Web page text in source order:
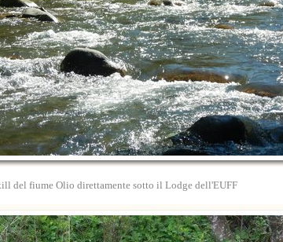
del fiume Olio direttamente sotto il Lodge dell'EUFF